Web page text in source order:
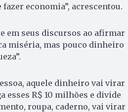
economia”, acrescentou.
em seus discursos ao afirmar
miséria, mas pouco dinheiro
aquele dinheiro vai virar
esses R$ 10 milhões e divide
roupa, caderno, vai virar